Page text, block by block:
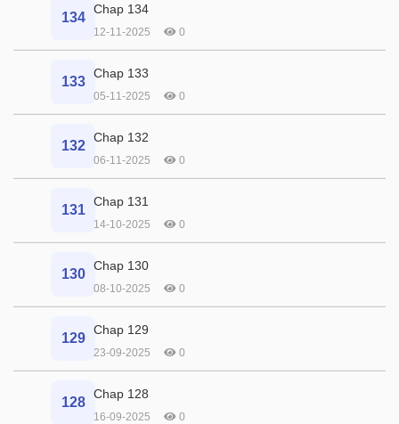
134
Chap 134
12-11-2025 0
133
Chap 133
05-11-2025 0
132
Chap 132
06-11-2025 0
131
Chap 131
14-10-2025 0
130
Chap 130
08-10-2025 0
129
Chap 129
23-09-2025 0
128
Chap 128
16-09-2025 0